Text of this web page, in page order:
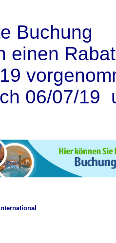
Buchung
einen
06/07/19